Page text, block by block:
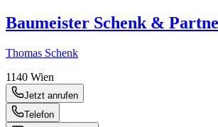
Baumeister Schenk &
Thomas Schenk
1140 Wien
Jetzt anrufen
Telefon